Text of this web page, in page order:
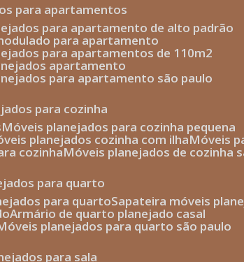
para apartamentos
para apartamento de alto padrão
para apartamento
para apartamentos de 110m2
apartamento
para apartamento são paulo
para cozinha
móveis planejados para cozinha pequena
planejados cozinha com ilha móveis
cozinha móveis planejados de cozinha
para quarto
para quarto sapateira móveis
armário de quarto planejado casal
móveis planejados para quarto são paulo
para sala